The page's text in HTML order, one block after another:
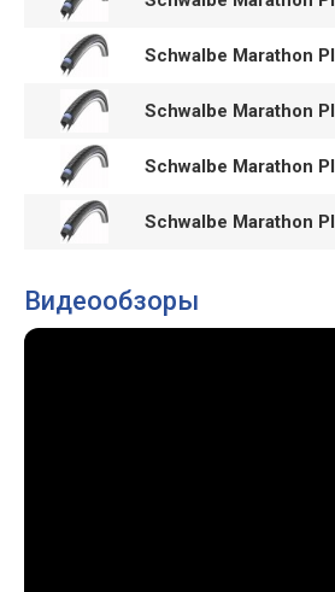
Schwalbe Marathon
Schwalbe Marathon
Schwalbe Marathon
Schwalbe Marathon
Видеообзоры